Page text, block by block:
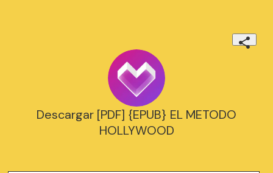
Descargar [PDF] {EPUB} EL METODO
HOLLYWOOD